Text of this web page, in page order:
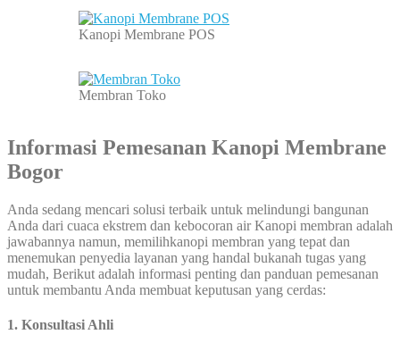
Kanopi Membrane POS
Membran Toko
Informasi Pemesanan Kanopi Membrane
Bogor
Anda sedang mencari solusi terbaik untuk melindungi bangunan
Anda dari cuaca ekstrem dan kebocoran air Kanopi membran adalah
jawabannya namun, memilihkanopi membran yang tepat dan
menemukan penyedia layanan yang handal bukanah tugas yang
mudah, Berikut adalah informasi penting dan panduan pemesanan
untuk membantu Anda membuat keputusan yang cerdas:
1. Konsultasi Ahli